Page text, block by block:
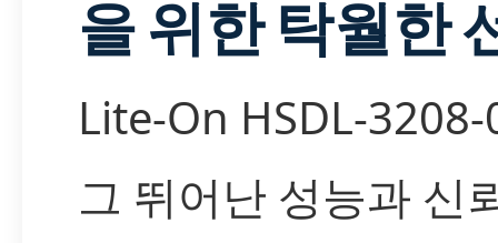
을 위한 탁월한
Lite-On HSDL-
그 뛰어난 성능과 신